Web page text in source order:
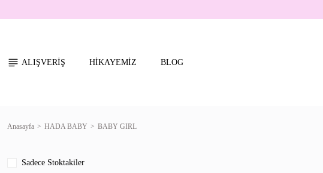
ALIŞVERİŞ HİKAYEMİZ BLOG
Anasayfa HADA BABY BABY GIRL
Sadece Stoktakiler